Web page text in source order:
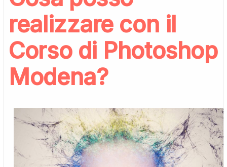
realizzare con il
Corso di Photoshop
Modena?